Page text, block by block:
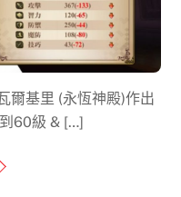
爾基里 (永恆神殿)作出
60級 & […]